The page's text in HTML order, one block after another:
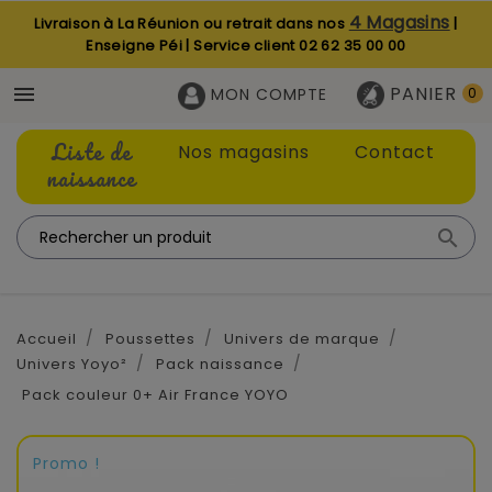
Livraison à La Réunion ou retrait dans nos 4 Magasins |
Enseigne Péi | Service client02 62 35 00 00
 PANIER 0
MON COMPTE
Liste de
naissance
Nos magasins Contact

Accueil Poussettes
Univers de marque
Univers Yoyo²
Pack naissance
Pack couleur 0+ Air France YOYO
Promo !